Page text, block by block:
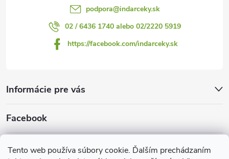
Tento web používa súbory cookie. Ďalším prechádzaním
podpora@indarceky.sk
02 / 6436 1740 alebo 02/2220 5919
https://facebook.com/indarceky.sk
Informácie pre vás
Facebook
Prijímame online platby